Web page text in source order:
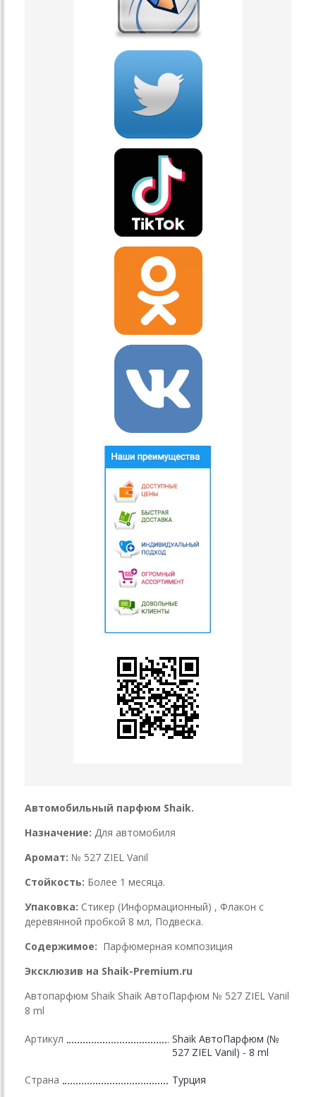
Автомобильный парфюм Shaik.
Назначение: Для автомобиля
Аромат: № 527 ZIEL Vanil
Стойкость: Более 1 месяца.
Упаковка: Стикер (Информационный) , Флакон с
деревянной пробкой 8 мл, Подвеска.
Содержимое: Парфюмерная композиция
Эксклюзив на Shaik-Premium.ru
Автопарфюм Shaik Shaik АвтоПарфюм № 527 ZIEL Vanil
8 ml
Артикул
Shaik АвтоПарфюм (№
527 ZIEL Vanil) - 8 ml
Страна Турция